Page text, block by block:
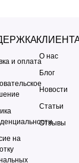
и оплата
на
О нас
Блог
Новости
Статьи
Отзывы